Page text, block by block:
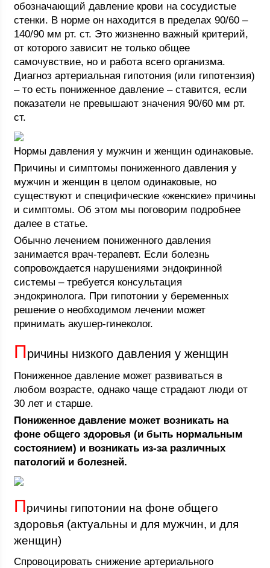
обозначающий давление крови на сосудистые
стенки. В норме он находится в пределах 90/60 –
140/90 мм рт. ст. Это жизненно важный критерий,
от которого зависит не только общее
самочувствие, но и работа всего организма.
Диагноз артериальная гипотония (или гипотензия)
– то есть пониженное давление – ставится, если
показатели не превышают значения 90/60 мм рт.
ст.
Нормы давления у мужчин и женщин одинаковые.
Причины и симптомы пониженного давления у
мужчин и женщин в целом одинаковые, но
существуют и специфические «женские» причины
и симптомы. Об этом мы поговорим подробнее
далее в статье.
Обычно лечением пониженного давления
занимается врач-терапевт. Если болезнь
сопровождается нарушениями эндокринной
системы – требуется консультация
эндокринолога. При гипотонии у беременных
решение о необходимом лечении может
принимать акушер-гинеколог.
Причины низкого давления у женщин
Пониженное давление может развиваться в
любом возрасте, однако чаще страдают люди от
30 лет и старше.
Пониженное давление может возникать на
фоне общего здоровья (и быть нормальным
состоянием) и возникать из-за различных
патологий и болезней.
Причины гипотонии на фоне общего
здоровья (актуальны и для мужчин, и для
женщин)
Спровоцировать снижение артериального